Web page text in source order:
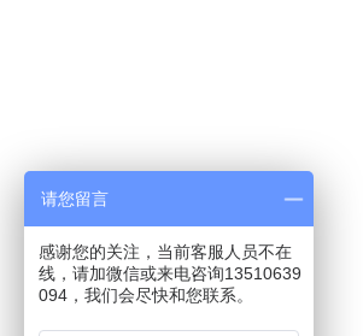
请您留言
感谢您的关注，当前客服人员不在
线，请加微信或来电咨询13510639
094，我们会尽快和您联系。